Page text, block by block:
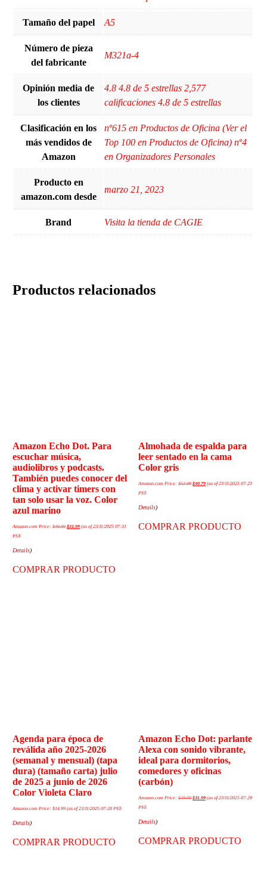
Tamaño del papel ‎A5
Número de pieza
del fabricante
‎M321a-4
Opinión media de
los clientes
4.8 4.8 de 5 estrellas 2,577
calificaciones 4.8 de 5 estrellas
Clasificación en los
más vendidos de
Amazon
nº615 en Productos de Oficina (Ver el
Top 100 en Productos de Oficina) nº4
en Organizadores Personales
Producto en
amazon.com desde
marzo 21, 2023
Brand Visita la tienda de CAGIE
Productos relacionados
Amazon Echo Dot. Para
escuchar música,
audiolibros y podcasts.
También puedes conocer del
clima y activar timers con
tan solo usar la voz. Color
azul marino
Amazon.com Price:$49.99 $31.99 (as of 23/11/2025 07:31
PST-
Details)
COMPRAR PRODUCTO
Almohada de espalda para
leer sentado en la cama
Color gris
Amazon.com Price:$53.99 $40.79 (as of 23/11/2025 07:23
PST-
Details)
COMPRAR PRODUCTO
Agenda para época de
reválida año 2025-2026
(semanal y mensual) (tapa
dura) (tamaño carta) julio
de 2025 a junio de 2026
Color Violeta Claro
Amazon.com Price:$14.99 (as of 23/11/2025 07:20 PST-
Details)
COMPRAR PRODUCTO
Amazon Echo Dot: parlante
Alexa con sonido vibrante,
ideal para dormitorios,
comedores y oficinas
(carbón)
Amazon.com Price:$49.99 $31.99 (as of 23/11/2025 07:29
PST-
Details)
COMPRAR PRODUCTO